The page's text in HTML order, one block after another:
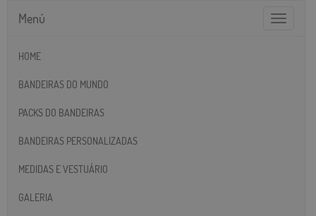
Toggle
Menú
HOME
BANDEIRAS DO MUNDO
PACKS DO BANDEIRAS
BANDEIRAS PERSONALIZADAS
MEDIDAS E VESTUÁRIO
GALERIA